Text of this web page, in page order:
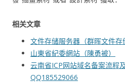
相关文章
文件存储服务器（群晖文件存
山東省紀委網站（陳勇被）
云南省ICP网站域名备案流程
QQ185529066